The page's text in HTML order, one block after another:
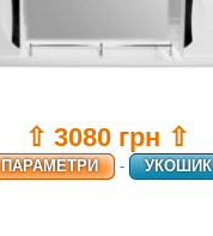
⇧ 3080 грн ⇧
ПАРАМЕТРИ - УКОШИК